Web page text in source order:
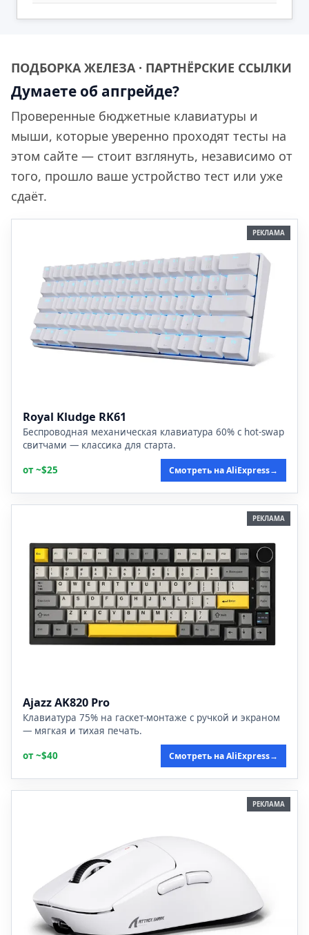
ПОДБОРКА ЖЕЛЕЗА · ПАРТНЁРСКИЕ ССЫЛКИ
Думаете об апгрейде?
Проверенные бюджетные клавиатуры и
мыши, которые уверенно проходят тесты на
этом сайте — стоит взглянуть, независимо от
того, прошло ваше устройство тест или уже
сдаёт.
РЕКЛАМА
Royal Kludge RK61
Беспроводная механическая клавиатура 60% с hot-swap
свитчами — классика для старта.
от ~$25
Смотреть на AliExpress→
РЕКЛАМА
Ajazz AK820 Pro
Клавиатура 75% на гаскет-монтаже с ручкой и экраном
— мягкая и тихая печать.
от ~$40
Смотреть на AliExpress→
РЕКЛАМА